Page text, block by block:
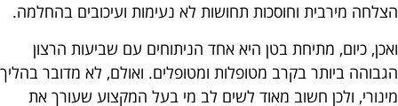
הצלחה מירבית וחוסכות תחושות לא נעימות ועיכובים בהחלמה.
ואכן, כיום, מתיחת בטן היא אחד הניתוחים עם שביעות הרצון
הגבוהה ביותר בקרב מטופלות ומטופלים. ואולם, לא מדובר בהליך
מינורי, ולכן חשוב מאוד לשים לב מי בעל המקצוע שעורך את